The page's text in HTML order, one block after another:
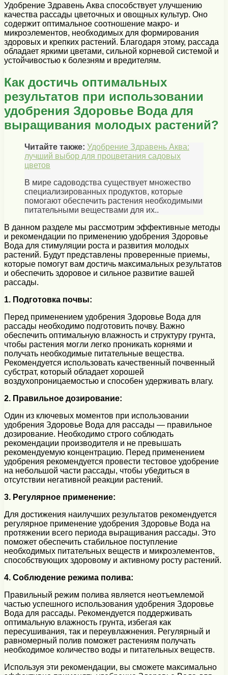
Удобрение Здравень Аква способствует улучшению
качества рассады цветочных и овощных культур. Оно
содержит оптимальное соотношение макро- и
микроэлементов, необходимых для формирования
здоровых и крепких растений. Благодаря этому, рассада
обладает яркими цветами, сильной корневой системой и
устойчивостью к болезням и вредителям.
Как достичь оптимальных
результатов при использовании
удобрения Здоровье Вода для
выращивания молодых растений?
Читайте также: Удобрение Здравень Аква:
лучший выбор для процветания садовых
цветов
В мире садоводства существует множество
специализированных продуктов, которые
помогают обеспечить растения необходимыми
питательными веществами для их..
В данном разделе мы рассмотрим эффективные методы
и рекомендации по применению удобрения Здоровье
Вода для стимуляции роста и развития молодых
растений. Будут представлены проверенные приемы,
которые помогут вам достичь максимальных результатов
и обеспечить здоровое и сильное развитие вашей
рассады.
1. Подготовка почвы:
Перед применением удобрения Здоровье Вода для
рассады необходимо подготовить почву. Важно
обеспечить оптимальную влажность и структуру грунта,
чтобы растения могли легко проникать корнями и
получать необходимые питательные вещества.
Рекомендуется использовать качественный почвенный
субстрат, который обладает хорошей
воздухопроницаемостью и способен удерживать влагу.
2. Правильное дозирование:
Один из ключевых моментов при использовании
удобрения Здоровье Вода для рассады — правильное
дозирование. Необходимо строго соблюдать
рекомендации производителя и не превышать
рекомендуемую концентрацию. Перед применением
удобрения рекомендуется провести тестовое удобрение
на небольшой части рассады, чтобы убедиться в
отсутствии негативной реакции растений.
3. Регулярное применение:
Для достижения наилучших результатов рекомендуется
регулярное применение удобрения Здоровье Вода на
протяжении всего периода выращивания рассады. Это
поможет обеспечить стабильное поступление
необходимых питательных веществ и микроэлементов,
способствующих здоровому и активному росту растений.
4. Соблюдение режима полива:
Правильный режим полива является неотъемлемой
частью успешного использования удобрения Здоровье
Вода для рассады. Рекомендуется поддерживать
оптимальную влажность грунта, избегая как
пересушивания, так и переувлажнения. Регулярный и
равномерный полив поможет растениям получать
необходимое количество воды и питательных веществ.
Используя эти рекомендации, вы сможете максимально